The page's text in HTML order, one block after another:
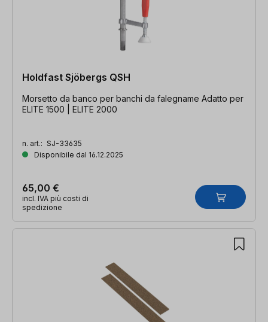
Holdfast Sjöbergs QSH
Morsetto da banco per banchi da falegname Adatto per
ELITE 1500 | ELITE 2000
n. art.: SJ-33635
Disponibile dal 16.12.2025
65,00 €
incl. IVA più costi di
spedizione